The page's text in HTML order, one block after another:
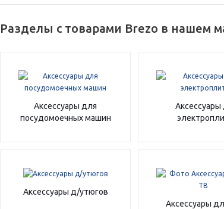
Разделы с товарами Brezo в нашем
Аксессуары для
посудомоечных машин
Аксессуары
Аксессуары д/утюгов
Аксессуары
Сегодня
25%
Добавляйте товары в